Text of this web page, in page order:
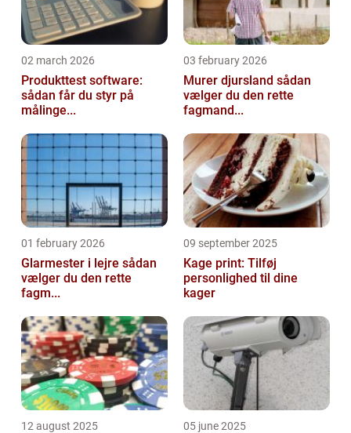
02 march 2026
Produkttest software:
sådan får du styr på
målinge...
03 february 2026
Murer djursland sådan
vælger du den rette
fagmand...
01 february 2026
Glarmester i lejre sådan
vælger du den rette
fagm...
09 september 2025
Kage print: Tilføj
personlighed til dine
kager
12 august 2025 05 june 2025